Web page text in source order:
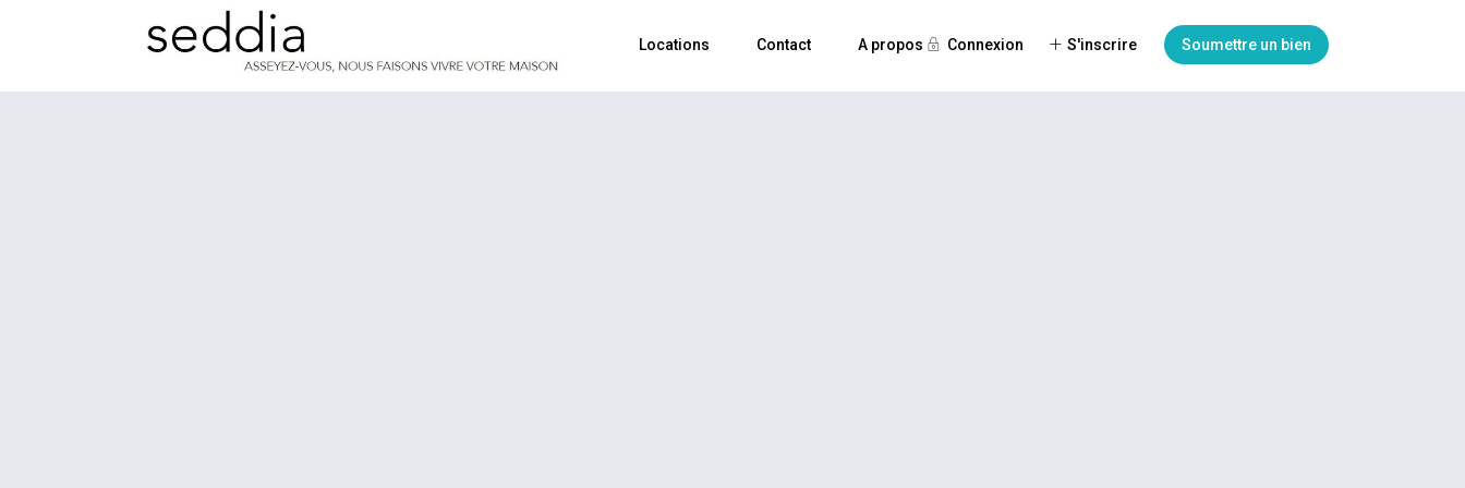
Connexion S'inscrire Soumettre un bien
Locations Contact A propos